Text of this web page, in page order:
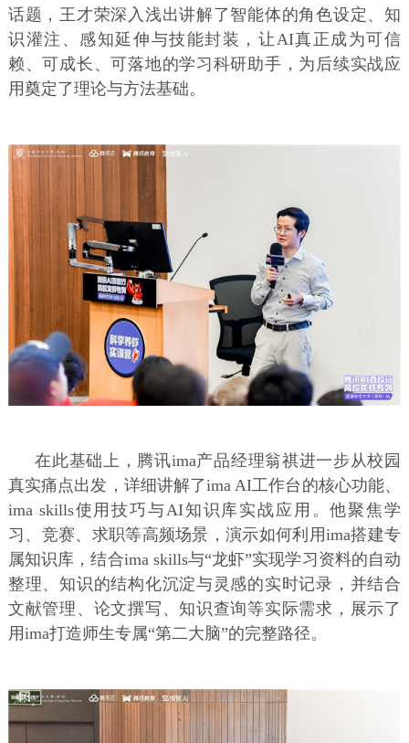
话题，王才荣深入浅出讲解了智能体的角色设定、知
识灌注、感知延伸与技能封装，让AI真正成为可信
赖、可成长、可落地的学习科研助手，为后续实战应
用奠定了理论与方法基础。
在此基础上，腾讯ima产品经理翁祺进一步从校园
真实痛点出发，详细讲解了ima AI工作台的核心功能、
ima skills使用技巧与AI知识库实战应用。他聚焦学
习、竞赛、求职等高频场景，演示如何利用ima搭建专
属知识库，结合ima skills与“龙虾”实现学习资料的自动
整理、知识的结构化沉淀与灵感的实时记录，并结合
文献管理、论文撰写、知识查询等实际需求，展示了
用ima打造师生专属“第二大脑”的完整路径。